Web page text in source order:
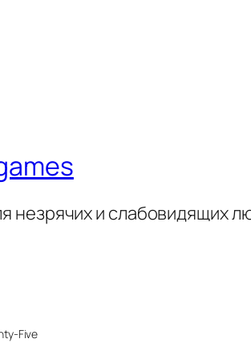
незрячих и слабовидящих
Five